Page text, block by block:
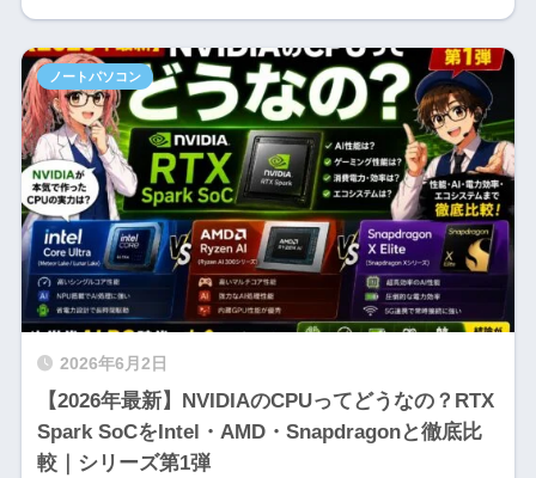
2026年6月2日
【2026年最新】NVIDIAのCPUってどうなの？RTX
Spark SoCをIntel・AMD・Snapdragonと徹底比
較｜シリーズ第1弾
ノートパソコン